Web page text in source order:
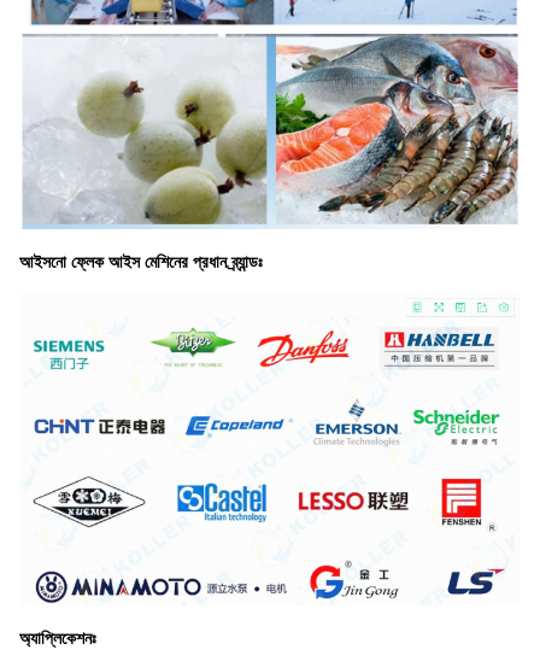
আইসনো ফ্লেক আইস মেশিনের প্রধান ব্র্যান্ডঃ
অ্যাপ্লিকেশনঃ